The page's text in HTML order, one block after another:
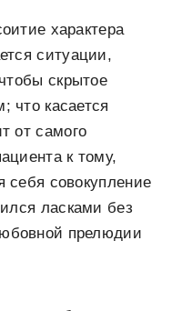
характера
ситуации,
скрытое
что касается
от самого
к тому,
себя совокупление
ласками без
прелюдии